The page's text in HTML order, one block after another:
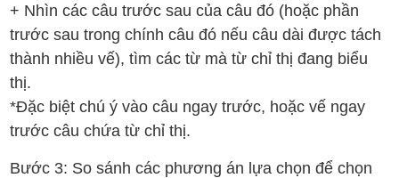
+ Nhìn các câu trước sau của câu đó (hoặc phần
trước sau trong chính câu đó nếu câu dài được tách
thành nhiều vế), tìm các từ mà từ chỉ thị đang biểu
thị.
*Đặc biệt chú ý vào câu ngay trước, hoặc vế ngay
trước câu chứa từ chỉ thị.
Bước 3: So sánh các phương án lựa chọn để chọn